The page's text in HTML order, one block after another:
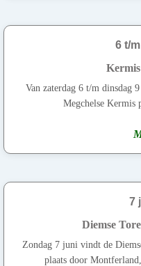
6 t/
Van zaterdag 6 t/m dinsdag
Megchelse Kermis
7
Diemse
Zondag 7 juni vindt de
plaats door